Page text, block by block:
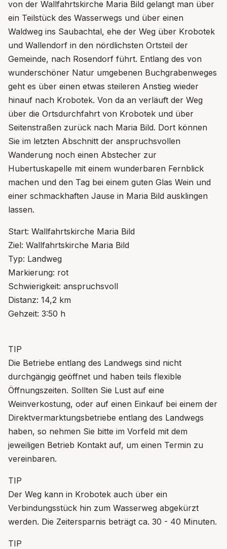
von der Wallfahrtskirche Maria Bild gelangt man über
ein Teilstück des Wasserwegs und über einen
Waldweg ins Saubachtal, ehe der Weg über Krobotek
und Wallendorf in den nördlichsten Ortsteil der
Gemeinde, nach Rosendorf führt. Entlang des von
wunderschöner Natur umgebenen Buchgrabenweges
geht es über einen etwas steileren Anstieg wieder
hinauf nach Krobotek. Von da an verläuft der Weg
über die Ortsdurchfahrt von Krobotek und über
Seitenstraßen zurück nach Maria Bild. Dort können
Sie im letzten Abschnitt der anspruchsvollen
Wanderung noch einen Abstecher zur
Hubertuskapelle mit einem wunderbaren Fernblick
machen und den Tag bei einem guten Glas Wein und
einer schmackhaften Jause in Maria Bild ausklingen
lassen.
Start: Wallfahrtskirche Maria Bild
Ziel: Wallfahrtskirche Maria Bild
Typ: Landweg
Markierung: rot
Schwierigkeit: anspruchsvoll
Distanz: 14,2 km
Gehzeit: 3:50 h
TIP
Die Betriebe entlang des Landwegs sind nicht
durchgängig geöffnet und haben teils flexible
Öffnungszeiten. Sollten Sie Lust auf eine
Weinverkostung, oder auf einen Einkauf bei einem der
Direktvermarktungsbetriebe entlang des Landwegs
haben, so nehmen Sie bitte im Vorfeld mit dem
jeweiligen Betrieb Kontakt auf, um einen Termin zu
vereinbaren.
TIP
Der Weg kann in Krobotek auch über ein
Verbindungsstück hin zum Wasserweg abgekürzt
werden. Die Zeitersparnis beträgt ca. 30 - 40 Minuten.
TIP